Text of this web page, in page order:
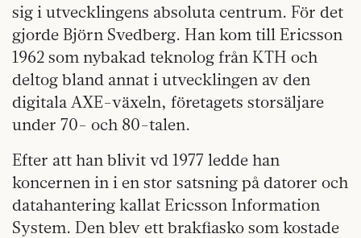
sig i utvecklingens absoluta centrum. För det
gjorde Björn Svedberg. Han kom till Ericsson
1962 som nybakad teknolog från KTH och
deltog bland annat i utvecklingen av den
digitala AXE-växeln, företagets storsäljare
under 70- och 80-talen.
Efter att han blivit vd 1977 ledde han
koncernen in i en stor satsning på datorer och
datahantering kallat Ericsson Information
System. Den blev ett brakfiasko som kostade